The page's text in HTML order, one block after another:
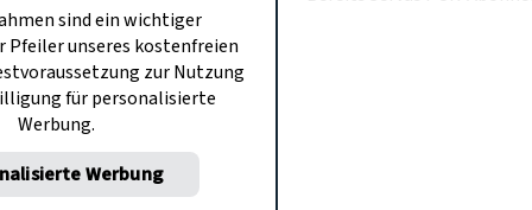
sind ein wichtiger
unseres kostenfreien
zur Nutzung
für personalisierte
Werbung.
Werbung